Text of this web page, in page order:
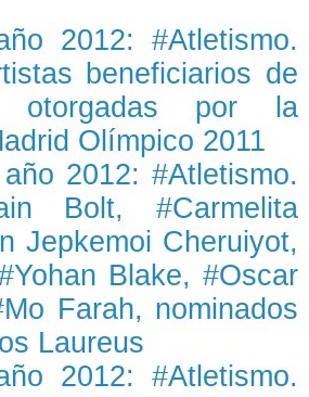
2012: #Atletismo.
beneficiarios de
otorgadas por la
Olímpico 2011
2012: #Atletismo.
Bolt, #Carmelita
Jepkemoi Cheruiyot,
Blake, #Oscar
Farah, nominados
Laureus
2012: #Atletismo.